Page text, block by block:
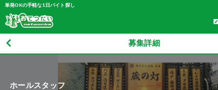
単発OKの手軽な1日バイト探し
募集詳細
ホールスタッフ